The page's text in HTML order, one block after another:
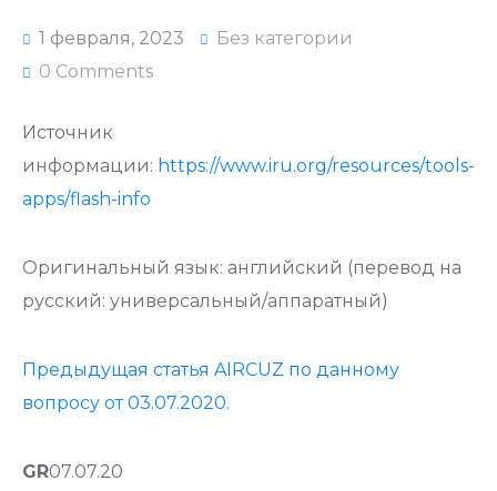
1 февраля, 2023
Без категории
0 Comments
Источник
информации: https://www.iru.org/resources/tools-
apps/flash-info
Оригинальный язык: английский (перевод на
русский: универсальный/аппаратный)
Предыдущая статья AIRCUZ по данному
вопросу от 03.07.2020.
GR07.07.20